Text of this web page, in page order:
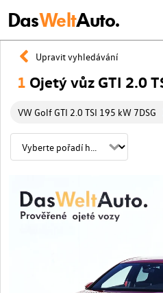
DasWeltAuto.
Upravit vyhledávání
1 Ojetý vůz GTI 2.0
VW Golf GTI 2.0 TSI 195 kW 7DSG